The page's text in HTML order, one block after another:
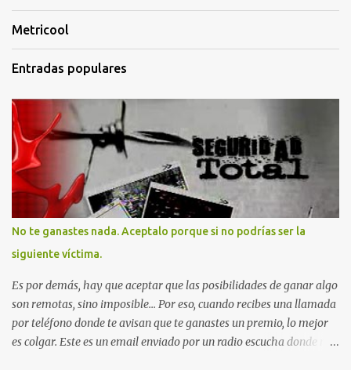
Metricool
Entradas populares
No te ganastes nada. Aceptalo porque si no podrías ser la
siguiente víctima.
Es por demás, hay que aceptar que las posibilidades de ganar algo
son remotas, sino imposible... Por eso, cuando recibes una llamada
por teléfono donde te avisan que te ganastes un premio, lo mejor
es colgar. Este es un email enviado por un radio escucha donde nos